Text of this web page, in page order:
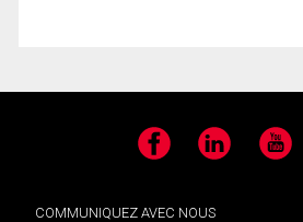
Facebook LinkedIn YouTube
COMMUNIQUEZ AVEC NOUS